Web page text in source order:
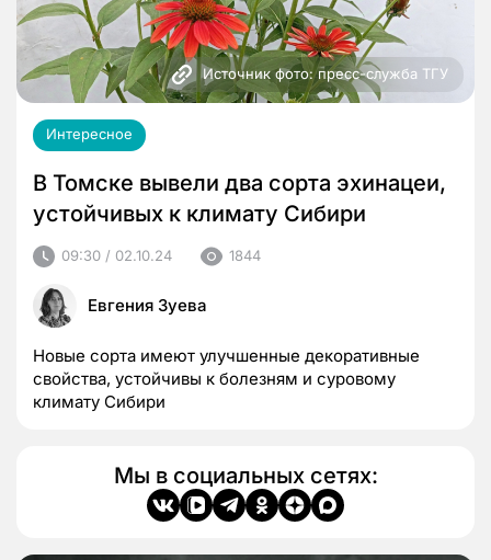
Источник фото: пресс-служба ТГУ
Интересное
В Томске вывели два сорта эхинацеи,
устойчивых к климату Сибири
09:30 / 02.10.24 1844
Евгения Зуева
Новые сорта имеют улучшенные декоративные
свойства, устойчивы к болезням и суровому
климату Сибири
Мы в социальных сетях: